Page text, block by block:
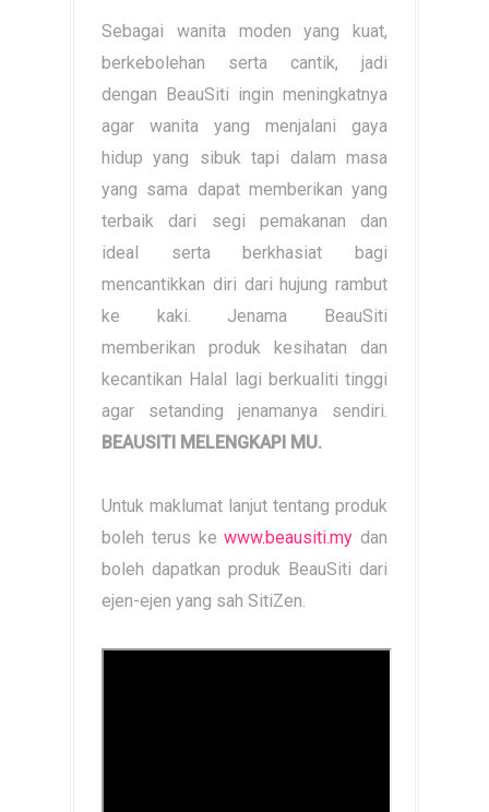
Sebagai wanita moden yang kuat,
berkebolehan serta cantik, jadi
dengan BeauSiti ingin meningkatnya
agar wanita yang menjalani gaya
hidup yang sibuk tapi dalam masa
yang sama dapat memberikan yang
terbaik dari segi pemakanan dan
ideal serta berkhasiat bagi
mencantikkan diri dari hujung rambut
ke kaki. Jenama BeauSiti
memberikan produk kesihatan dan
kecantikan Halal lagi berkualiti tinggi
agar setanding jenamanya sendiri.
BEAUSITI MELENGKAPI MU.
Untuk maklumat lanjut tentang produk
boleh terus kewww.beausiti.my dan
boleh dapatkan produk BeauSiti dari
ejen-ejen yang sah SitiZen.